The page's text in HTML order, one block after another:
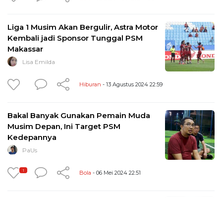
Liga 1 Musim Akan Bergulir, Astra Motor
Kembali jadi Sponsor Tunggal PSM
Makassar
Lisa Emilda
Hiburan - 13 Agustus 2024 22:59
Bakal Banyak Gunakan Pemain Muda
Musim Depan, Ini Target PSM
Kedepannya
PaUs
1 Bola - 06 Mei 2024 22:51